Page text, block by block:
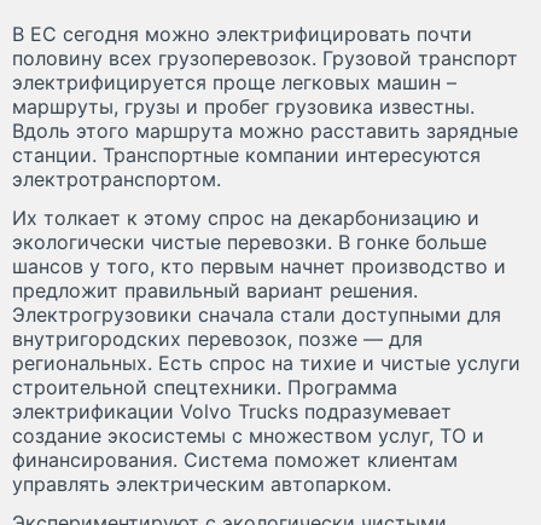
В ЕС сегодня можно электрифицировать почти
половину всех грузоперевозок. Грузовой транспорт
электрифицируется проще легковых машин –
маршруты, грузы и пробег грузовика известны.
Вдоль этого маршрута можно расставить зарядные
станции. Транспортные компании интересуются
электротранспортом.
Их толкает к этому спрос на декарбонизацию и
экологически чистые перевозки. В гонке больше
шансов у того, кто первым начнет производство и
предложит правильный вариант решения.
Электрогрузовики сначала стали доступными для
внутригородских перевозок, позже — для
региональных. Есть спрос на тихие и чистые услуги
строительной спецтехники. Программа
электрификации Volvo Trucks подразумевает
создание экосистемы с множеством услуг, ТО и
финансирования. Система поможет клиентам
управлять электрическим автопарком.